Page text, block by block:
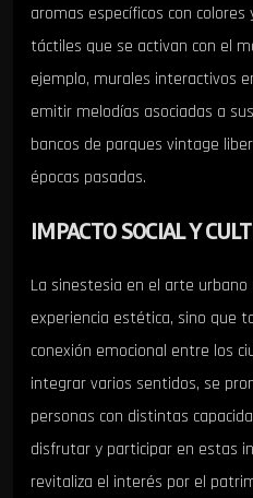
aromas específicos con
táctiles que se activan con el
ejemplo, murales interactivos
emitir melodías asociadas a
bancos de parques vintage
épocas pasadas.
IMPACTO SOCIAL Y
La sinestesia en el arte urbano
experiencia estética, sino que
conexión emocional entre los
integrar varios sentidos, se
personas con distintas
disfrutar y participar en estas
revitaliza el interés por el